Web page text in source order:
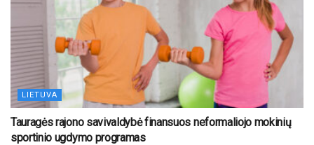
LIETUVA
Tauragės rajono savivaldybė finansuos neformaliojo mokinių
sportinio ugdymo programas